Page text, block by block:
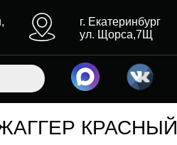
г. Екатеринбург
ул. Щорса,7Щ
КРАСНЫЙ